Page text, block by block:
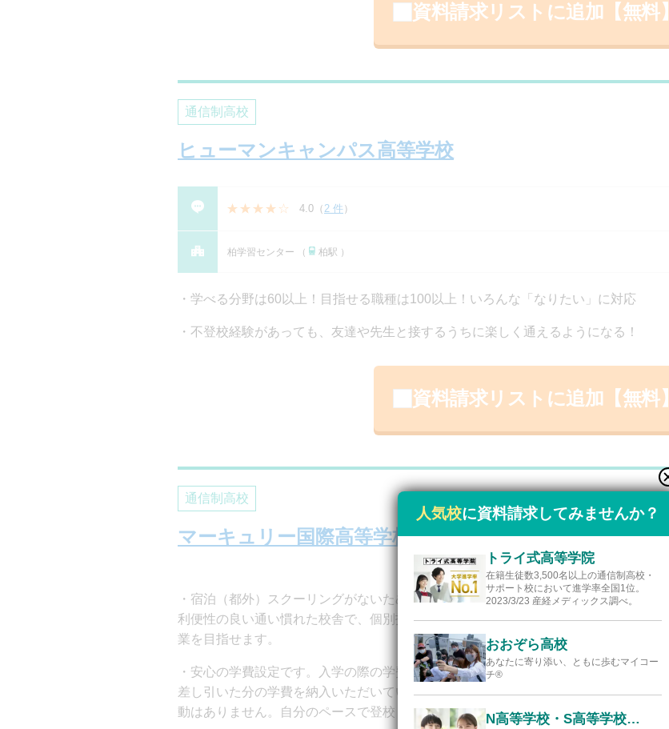
資料請求リストに追加【無料】
通信制高校
ヒューマンキャンパス高等学校
4.0 （ 2 件）
柏学習センター （ 柏駅 ）
学べる分野は60以上！目指せる職種は100以上！いろんな「なりたい」に対応
不登校経験があっても、友達や先生と接するうちに楽しく通えるようになる！
資料請求リストに追加【無料】
通信制高校
マーキュリー国際高等学校 東京芸術学部校
宿泊（都外）スクーリングがないため、精神的・金銭面的な負担を軽減できます。
利便性の良い通い慣れた校舎で、個別指導による手厚いサポートにより確実に高校卒
業を目指せます。
安心の学費設定です。入学の際の学費負担を軽減できるよう、就学支援金支給分を
差し引いた分の学費を納入いただいています。通学コースは登校日数による学費の変
動はありません。自分のペースで登校してください。
人気校に資料請求してみませんか？
トライ式高等学院
在籍⽣徒数3,500名以上の通信制⾼校・
サポート校において進学率全国1位。
2023/3/23 産経メディックス調べ。
おおぞら高校
あなたに寄り添い、ともに歩むマイコー
チ®
N高等学校・S高等学校・R高等学校